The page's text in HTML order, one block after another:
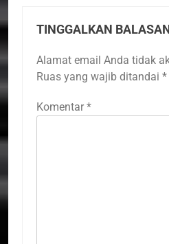
TINGGALKAN
Alamat email Anda tidak
Ruas yang wajib ditandai *
Komentar *